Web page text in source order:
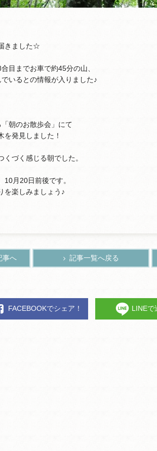
きました☆
目までお車で約45分の山、
いるとの情報が入りました♪
朝のお散歩会」にて
を発見しました！
づく感じる朝でした。
月20日前後です。
を楽しみましょう♪
事へ 記事一覧へ戻る
FACEBOOKでシェア！ LINEで